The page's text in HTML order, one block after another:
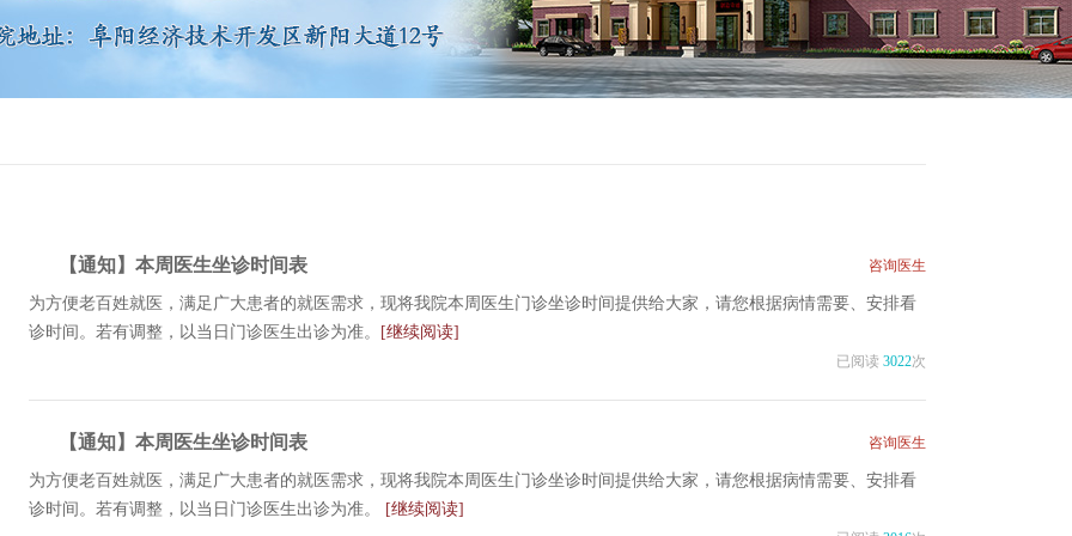
【通知】本周医生坐诊时间表 咨询医生
为方便老百姓就医，满足广大患者的就医需求，现将我院本周医生门诊坐诊时间提供给大家，请您根据病情需要、安排看
诊时间。若有调整，以当日门诊医生出诊为准。
[继续阅读]
已阅读 3022次
【通知】本周医生坐诊时间表 咨询医生
为方便老百姓就医，满足广大患者的就医需求，现将我院本周医生门诊坐诊时间提供给大家，请您根据病情需要、安排看
诊时间。若有调整，以当日门诊医生出诊为准。
[继续阅读]